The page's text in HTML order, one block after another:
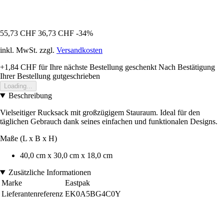
55,73 CHF 36,73 CHF -34%
inkl. MwSt. zzgl. Versandkosten
+1,84 CHF für Ihre nächste Bestellung geschenkt Nach Bestätigung
Ihrer Bestellung gutgeschrieben
Loading...
Beschreibung
Vielseitiger Rucksack mit großzügigem Stauraum. Ideal für den
täglichen Gebrauch dank seines einfachen und funktionalen Designs.
Maße (L x B x H)
40,0 cm x 30,0 cm x 18,0 cm
Zusätzliche Informationen
Marke
Eastpak
Lieferantenreferenz EK0A5BG4C0Y